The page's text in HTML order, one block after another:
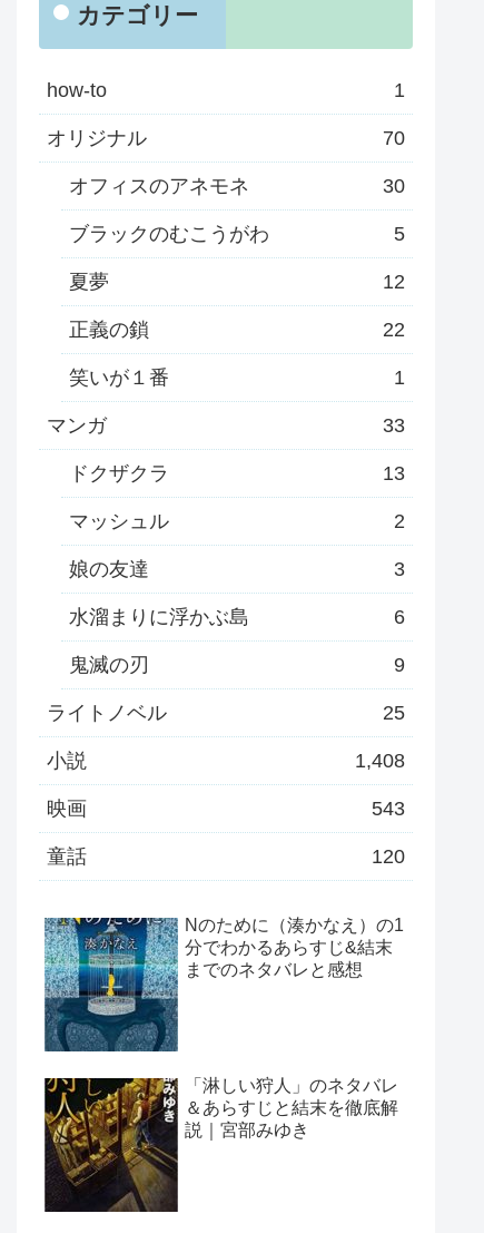
カテゴリー
how-to 1
オリジナル 70
オフィスのアネモネ 30
ブラックのむこうがわ 5
夏夢 12
正義の鎖 22
笑いが１番 1
マンガ 33
ドクザクラ 13
マッシュル 2
娘の友達 3
水溜まりに浮かぶ島 6
鬼滅の刃 9
ライトノベル 25
小説 1,408
映画 543
童話 120
Nのために（湊かなえ）の1
分でわかるあらすじ&結末
までのネタバレと感想
「淋しい狩人」のネタバレ
＆あらすじと結末を徹底解
説｜宮部みゆき